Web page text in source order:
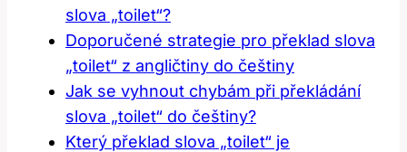
slova „toilet“?
Doporučené strategie pro překlad slova
„toilet“ z angličtiny do češtiny
Jak se vyhnout chybám při překládání
slova „toilet“ do češtiny?
Který překlad slova „toilet“ je